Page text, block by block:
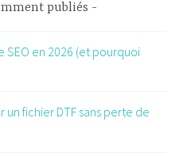
publiés
SEO en 2026 (et pourquoi
fichier DTF sans perte de